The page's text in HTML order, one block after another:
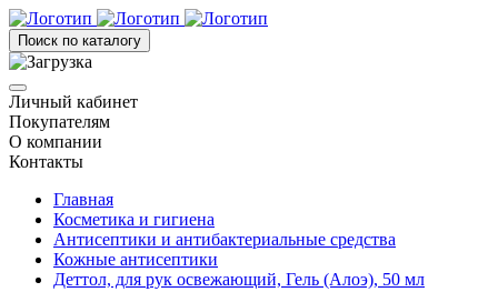
Поиск по каталогу
Личный кабинет
Покупателям
О компании
Контакты
Главная
Косметика и гигиена
Антисептики и антибактериальные средства
Кожные антисептики
Деттол, для рук освежающий, Гель (Алоэ), 50 мл